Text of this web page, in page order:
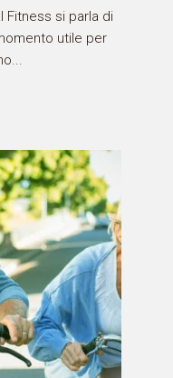
Fitness si parla di
utile per